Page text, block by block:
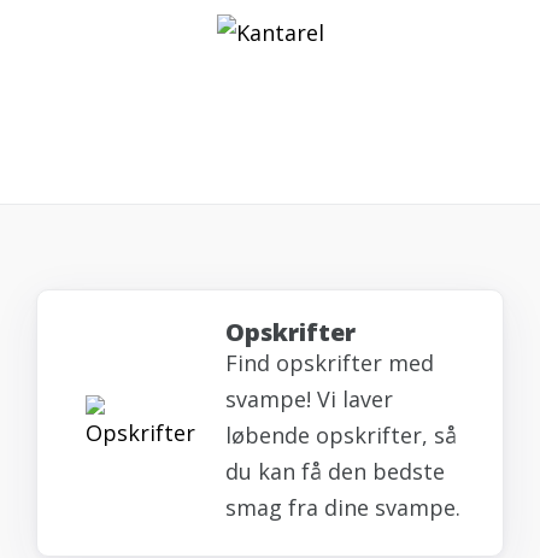
Opskrifter
Find opskrifter med
svampe! Vi laver
løbende opskrifter, så
du kan få den bedste
smag fra dine svampe.